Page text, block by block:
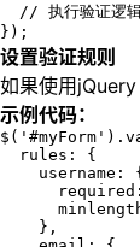
// 执行验证逻
});
设置验证规则
如果使用
示例代码：
rules: {
username: {
required:
},